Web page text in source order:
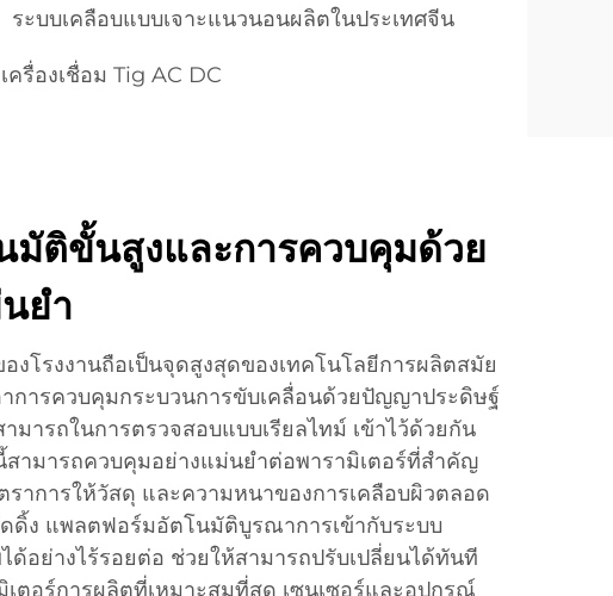
ระบบเคลือบแบบเจาะแนวนอนผลิตในประเทศจีน
เครื่องเชื่อม Tig AC DC
มัติขั้นสูงและการควบคุมด้วย
ยำ
งโรงงานถือเป็นจุดสูงสุดของเทคโนโลยีการผลิตสมัย
าการควบคุมกระบวนการขับเคลื่อนด้วยปัญญาประดิษฐ์
มารถในการตรวจสอบแบบเรียลไทม์ เข้าไว้ด้วยกัน
ามารถควบคุมอย่างแม่นยำต่อพารามิเตอร์ที่สำคัญ
าการให้วัสดุ และความหนาของการเคลือบผิวตลอด
ดิ้ง แพลตฟอร์มอัตโนมัติบูรณาการเข้ากับระบบ
อย่างไร้รอยต่อ ช่วยให้สามารถปรับเปลี่ยนได้ทันที
เตอร์การผลิตที่เหมาะสมที่สุด เซนเซอร์และอุปกรณ์